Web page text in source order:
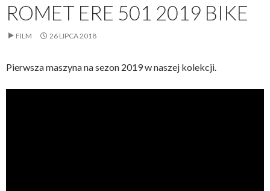
ROMET ERE 501 2019 BIKE
FILM 26 LIPCA 2018
Pierwsza maszyna na sezon 2019 w naszej kolekcji.